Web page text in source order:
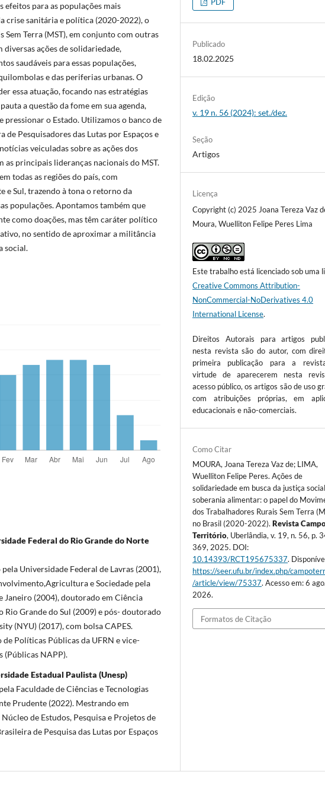
para as populações mais
crise sanitária e política (2020-2022), o
Terra (MST), em conjunto com outras
ações de solidariedade,
saudáveis para essas populações,
e das periferias urbanas. O
essa atuação, focando nas estratégias
a questão da fome em sua agenda,
o Estado. Utilizamos o banco de
Pesquisadores das Lutas por Espaços e
veiculadas sobre as ações dos
as principais lideranças nacionais do MST.
todas as regiões do país, com
e Sul, trazendo à tona o retorno da
populações. Apontamos também que
como doações, mas têm caráter político
no sentido de aproximar a militância
social.
Federal do Rio Grande do Norte
Universidade Federal de Lavras (2001),
e Sociedade pela
Janeiro (2004), doutorado em Ciência
Grande do Sul (2009) e pós- doutorado
(NYU) (2017), com bolsa CAPES.
Políticas Públicas da UFRN e vice-
(Públicas NAPP).
Estadual Paulista (Unesp)
Faculdade de Ciências e Tecnologias
Prudente (2022). Mestrando em
de Estudos, Pesquisa e Projetos de
de Pesquisa das Lutas por Espaços
PDF
Publicado
18.02.2025
Edição
v. 19 n. 56 (2024): set./dez.
Seção
Artigos
Licença
Copyright (c) 2025 Joana Tereza Vaz
Moura, Wuelliton Felipe Peres Lima
Este trabalho está licenciado sob uma
Creative Commons Attribution-
NonCommercial-NoDerivatives 4.0
International License.
Direitos Autorais para artigos
nesta revista são do autor, com
primeira publicação para a
virtude de aparecerem nesta
acesso público, os artigos são de uso
com atribuições próprias, em
educacionais e não-comerciais.
Como Citar
MOURA, Joana Tereza Vaz de; LIMA,
Wuelliton Felipe Peres. Ações de
solidariedade em busca da justiça
soberania alimentar: o papel do
dos Trabalhadores Rurais Sem Terra
no Brasil (2020-2022).Revista
Território, Uberlândia, v. 19, n. 56, p.
369, 2025. DOI:
10.14393/RCT195675337.
https://seer.ufu.br/index.php/
/article/view/75337. Acesso em: 6 ago.
2026.
Formatos de Citação